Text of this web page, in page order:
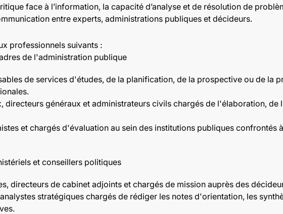
face à l’information, la capacité d’analyse et de résolution de
entre experts, administrations publiques et décideurs.
professionnels suivants :
de l'administration publique
de services d'études, de la planification, de la prospective ou de la
directeurs généraux et administrateurs civils chargés de l'élaboration,
et chargés d'évaluation au sein des institutions publiques
et conseillers politiques
directeurs de cabinet adjoints et chargés de mission auprès des
stratégiques chargés de rédiger les notes d'orientation, les